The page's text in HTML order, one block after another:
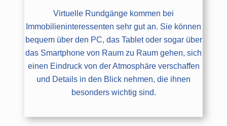
Virtuelle Rundgänge kommen bei
Immobilieninteressenten sehr gut an. Sie können
bequem über den PC, das Tablet oder sogar über
das Smartphone von Raum zu Raum gehen, sich
einen Eindruck von der Atmosphäre verschaffen
und Details in den Blick nehmen, die ihnen
besonders wichtig sind.